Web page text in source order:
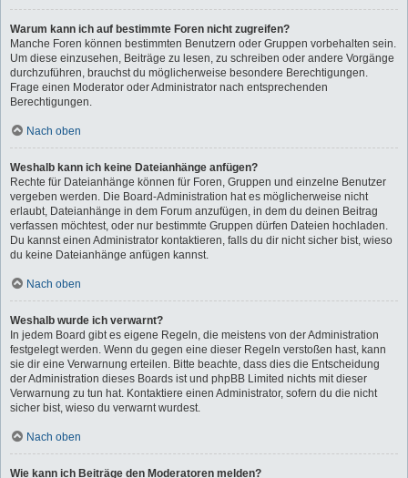
Warum kann ich auf bestimmte Foren nicht zugreifen?
Manche Foren können bestimmten Benutzern oder Gruppen vorbehalten sein.
Um diese einzusehen, Beiträge zu lesen, zu schreiben oder andere Vorgänge
durchzuführen, brauchst du möglicherweise besondere Berechtigungen.
Frage einen Moderator oder Administrator nach entsprechenden
Berechtigungen.
Nach oben
Weshalb kann ich keine Dateianhänge anfügen?
Rechte für Dateianhänge können für Foren, Gruppen und einzelne Benutzer
vergeben werden. Die Board-Administration hat es möglicherweise nicht
erlaubt, Dateianhänge in dem Forum anzufügen, in dem du deinen Beitrag
verfassen möchtest, oder nur bestimmte Gruppen dürfen Dateien hochladen.
Du kannst einen Administrator kontaktieren, falls du dir nicht sicher bist, wieso
du keine Dateianhänge anfügen kannst.
Nach oben
Weshalb wurde ich verwarnt?
In jedem Board gibt es eigene Regeln, die meistens von der Administration
festgelegt werden. Wenn du gegen eine dieser Regeln verstoßen hast, kann
sie dir eine Verwarnung erteilen. Bitte beachte, dass dies die Entscheidung
der Administration dieses Boards ist und phpBB Limited nichts mit dieser
Verwarnung zu tun hat. Kontaktiere einen Administrator, sofern du die nicht
sicher bist, wieso du verwarnt wurdest.
Nach oben
Wie kann ich Beiträge den Moderatoren melden?